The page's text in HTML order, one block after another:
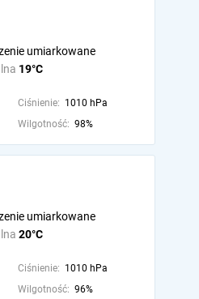
19°C
umiarkowane
Ciśnienie: 1010 hPa
Wilgotność: 98%
20°C
umiarkowane
Ciśnienie: 1010 hPa
Wilgotność: 96%